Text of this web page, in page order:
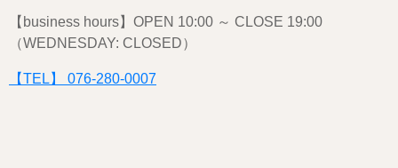
【business hours】OPEN 10:00 ～ CLOSE 19:00
（WEDNESDAY: CLOSED）
【TEL】 076-280-0007